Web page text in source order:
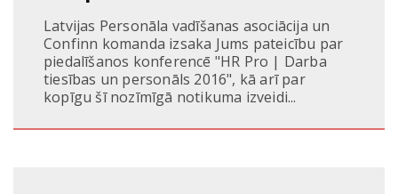
Latvijas Personāla vadīšanas asociācija un
Confinn komanda izsaka Jums pateicību par
piedalīšanos konferencē "HR Pro | Darba
tiesības un personāls 2016", kā arī par
kopīgu šī nozīmīgā notikuma izveidi...